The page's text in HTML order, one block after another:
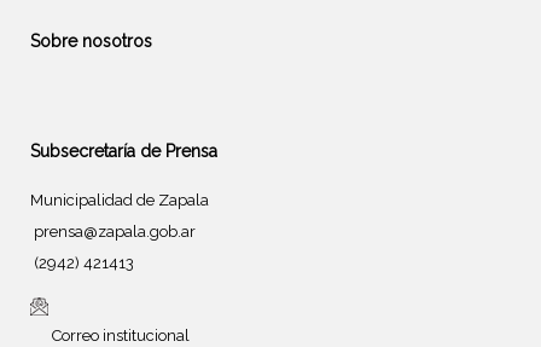
Sobre nosotros
Subsecretaría de Prensa
Municipalidad de Zapala
prensa@zapala.gob.ar
(2942) 421413
Correo institucional